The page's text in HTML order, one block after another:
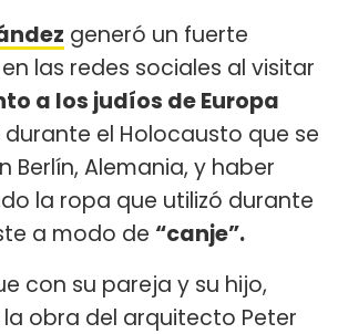
generó un fuerte
las redes sociales al visitar
a los judíos de Europa
durante el Holocausto que se
Berlín, Alemania, y haber
la ropa que utilizó durante
a modo de “canje”.
con su pareja y su hijo,
la obra del arquitecto Peter